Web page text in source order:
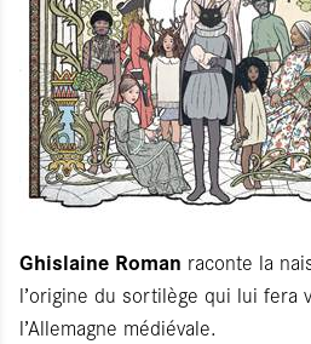
Ghislaine Roman raconte la
l’origine du sortilège qui lui fera
l’Allemagne médiévale.